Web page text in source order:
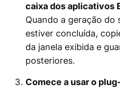
caixa dos aplicativos
Quando a geração do
estiver concluída,
da janela exibida e
posteriores.
Comece a usar o